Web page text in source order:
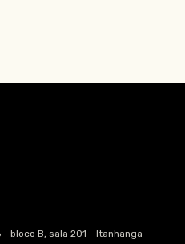
bloco B, sala 201 - Itanhanga